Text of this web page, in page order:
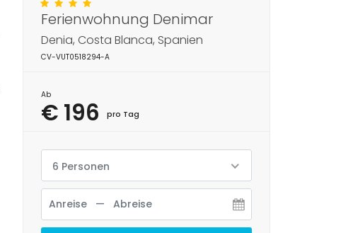
Ferienwohnung Denimar
Denia, Costa Blanca, Spanien
CV-VUT0518294-A
Ab
€ 196 pro Tag
6 Personen